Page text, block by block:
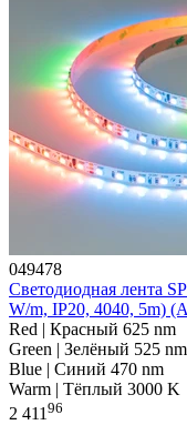
049478
Светодиодная лента
W/m, IP20, 4040, 5m)
Red | Красный 625 nm
Green | Зелёный 525 nm
Blue | Синий 470 nm
Warm | Тёплый 3000 K
2 41196